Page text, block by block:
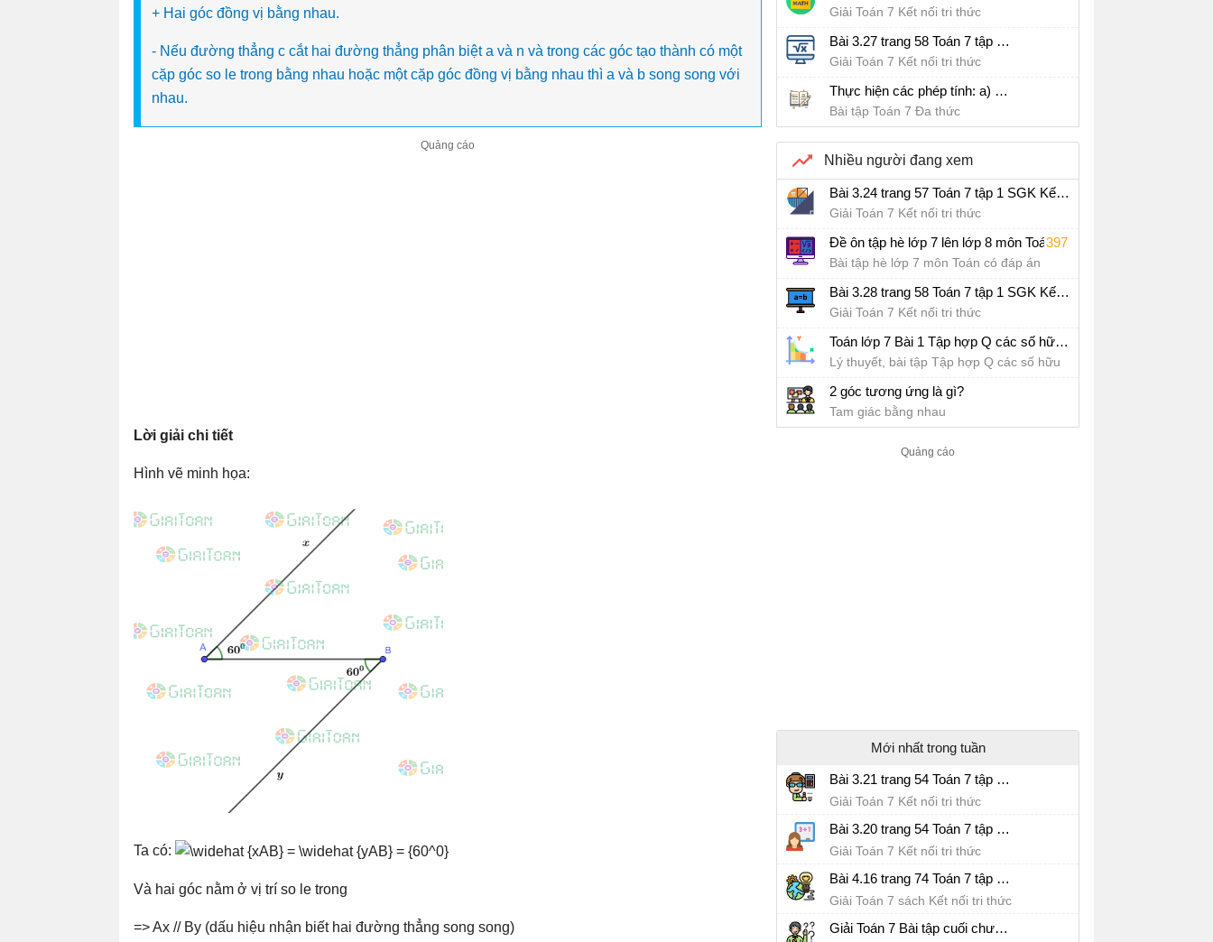
+ Hai góc đồng vị bằng nhau.
- Nếu đường thẳng c cắt hai đường thẳng phân biệt a và n và trong các góc tạo thành có một
cặp góc so le trong bằng nhau hoặc một cặp góc đồng vị bằng nhau thì a và b song song với
nhau.
Lời giải chi tiết
Hình vẽ minh họa:
Ta có:
Và hai góc nằm ở vị trí so le trong
=> Ax // By (dấu hiệu nhận biết hai đường thẳng song song)
Giải Toán 7 Kết nối tri thức
Bài 3.27 trang 58 Toán 7 tập 1 SGK Kết nối tri thức với cuộc sống
Giải Toán 7 Kết nối tri thức
Thực hiện các phép tính: a) 3x(x^2 - 5x + 7); b) (x + 4)(- x^2 + 6x + 5)
Bài tập Toán 7 Đa thức
Nhiều người đang xem
Bài 3.24 trang 57 Toán 7 tập 1 SGK Kết nối tri thức với cuộc sống
Giải Toán 7 Kết nối tri thức
Đề ôn tập hè lớp 7 lên lớp 8 môn Toán Kết nối tri thức - Đề số 1
397
Bài tập hè lớp 7 môn Toán có đáp án
Bài 3.28 trang 58 Toán 7 tập 1 SGK Kết nối tri thức với cuộc sống
Giải Toán 7 Kết nối tri thức
Toán lớp 7 Bài 1 Tập hợp Q các số hữu tỉ
Lý thuyết, bài tập Tập hợp Q các số hữu
2 góc tương ứng là gì?
Tam giác bằng nhau
Mới nhất trong tuần
Bài 3.21 trang 54 Toán 7 tập 1 SGK Kết nối tri thức với cuộc sống
Giải Toán 7 Kết nối tri thức
Bài 3.20 trang 54 Toán 7 tập 1 SGK Kết nối tri thức với cuộc sống
Giải Toán 7 Kết nối tri thức
Bài 4.16 trang 74 Toán 7 tập 1 SGK Kết nối tri thức với cuộc sống
Giải Toán 7 sách Kết nối tri thức
Giải Toán 7 Bài tập cuối chương 1 trang 25